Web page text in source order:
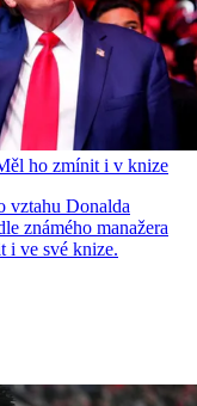
ho zmínit i v knize
vztahu Donalda
známého manažera
i ve své knize.